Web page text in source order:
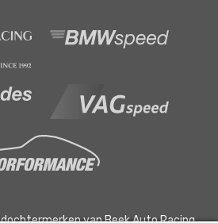
van Beek Auto Racing